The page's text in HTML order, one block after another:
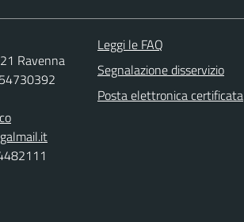
Ravenna
Leggi le FAQ
Segnalazione disservizio
Posta elettronica certificata